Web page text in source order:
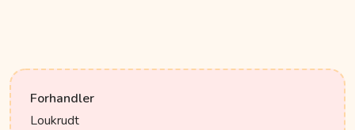
Forhandler
Loukrudt